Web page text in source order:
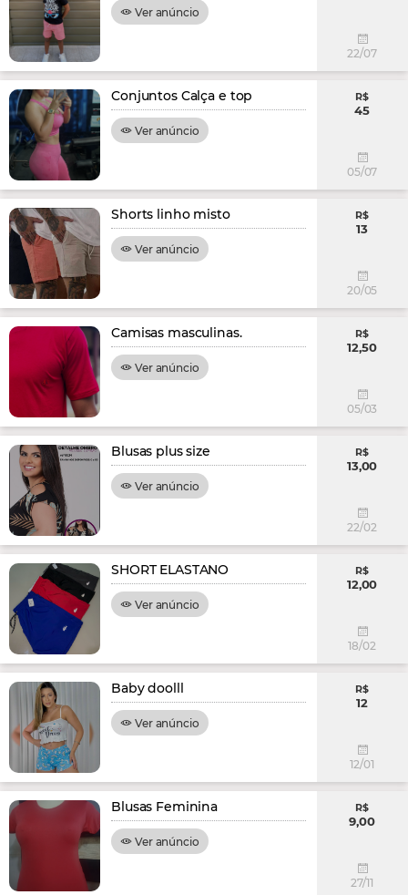
Ver anúncio
22/07
Conjuntos Calça e top
Ver anúncio
R$
45
05/07
Shorts linho misto
Ver anúncio
R$
13
20/05
Camisas masculinas.
Ver anúncio
R$
12,50
05/03
Blusas plus size
Ver anúncio
R$
13,00
22/02
SHORT ELASTANO
Ver anúncio
R$
12,00
18/02
Baby doolll
Ver anúncio
R$
12
12/01
Blusas Feminina
Ver anúncio
R$
9,00
27/11